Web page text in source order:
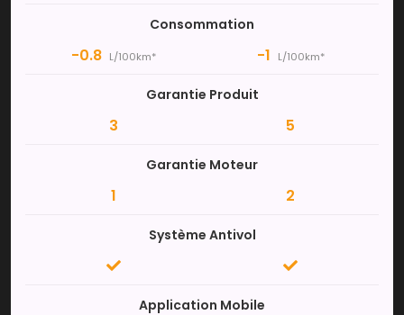
Consommation
-0.8 L/100km* -1 L/100km*
Garantie Produit
3 5
Garantie Moteur
1 2
Système Antivol
Application Mobile